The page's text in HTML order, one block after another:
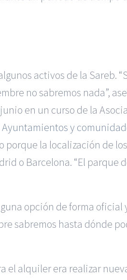
activos de la Sareb.
no sabremos nada”,
en un curso de la
y
la localización de
o Barcelona. “El parque
opción de forma oficial
sabremos hasta dónde
el alquiler era realizar